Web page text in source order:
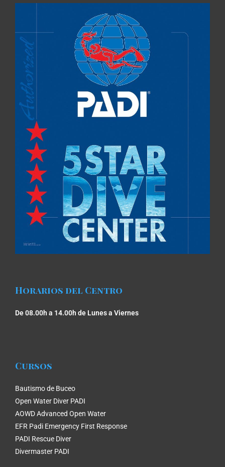
PADI Rescue Diver,
repetición y de hacer
ejercicios, súper bien
explicados, lo que
ayuda a entender bien
el porqué de cada
cosa y no sólo a
seguir unas
instrucciones
predefinidas.
Recomendado 100%.
Horarios del Centro
De 08.00h a 14.00h de Lunes a Viernes
Cursos
Bautismo de Buceo
Open Water Diver PADI
AOWD Advanced Open Water
EFR Padi Emergency First Response
PADI Rescue Diver
Divermaster PADI